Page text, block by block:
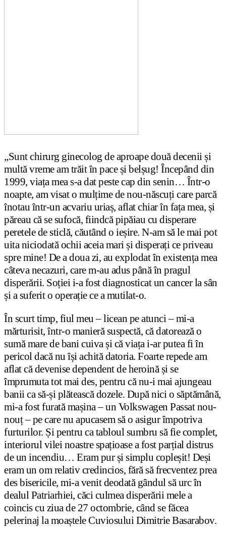
„Sunt chirurg ginecolog de aproape două decenii și
multă vreme am trăit în pace și belșug! Începând din
1999, viața mea s-a dat peste cap din senin… Într-o
noapte, am visat o mulțime de nou-născuți care parcă
înotau într-un acvariu uriaș, aflat chiar în fața mea, și
păreau că se sufocă, fiindcă pipăiau cu disperare
peretele de sticlă, căutând o ieșire. N-am să le mai pot
uita niciodată ochii aceia mari și disperați ce priveau
spre mine! De a doua zi, au explodat în existența mea
câteva necazuri, care m-au adus până în pragul
disperării. Soției i-a fost diagnosticat un cancer la sân
și a suferit o operație ce a mutilat-o.
În scurt timp, fiul meu – licean pe atunci – mi-a
mărturisit, într-o manieră suspectă, că datorează o
sumă mare de bani cuiva și că viața i-ar putea fi în
pericol dacă nu își achită datoria. Foarte repede am
aflat că devenise dependent de heroină și se
împrumuta tot mai des, pentru că nu-i mai ajungeau
banii ca să-și plătească dozele. După nici o săptămână,
mi-a fost furată mașina – un Volkswagen Passat nou-
nouț – pe care nu apucasem să o asigur împotriva
furturilor. Și pentru ca tabloul sumbru să fie complet,
interiorul vilei noastre spațioase a fost parțial distrus
de un incendiu… Eram pur și simplu copleșit! Deși
eram un om relativ credincios, fără să frecventez prea
des bisericile, mi-a venit deodată gândul să urc în
dealul Patriarhiei, căci culmea disperării mele a
coincis cu ziua de 27 octombrie, când se făcea
pelerinaj la moaștele Cuviosului Dimitrie Basarabov.